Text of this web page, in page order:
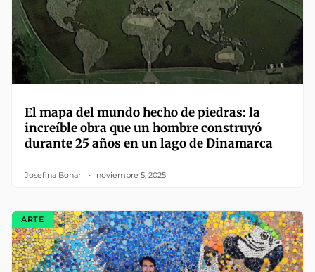
El mapa del mundo hecho de piedras: la
increíble obra que un hombre construyó
durante 25 años en un lago de Dinamarca
Josefina Bonari noviembre 5, 2025
ARTE